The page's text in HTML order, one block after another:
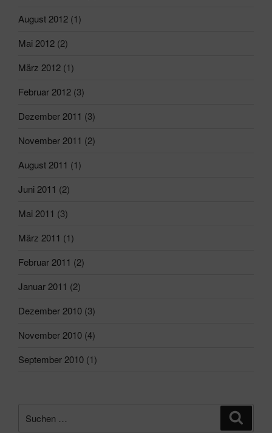
August 2012 (1)
Mai 2012 (2)
März 2012 (1)
Februar 2012 (3)
Dezember 2011 (3)
November 2011 (2)
August 2011 (1)
Juni 2011 (2)
Mai 2011 (3)
März 2011 (1)
Februar 2011 (2)
Januar 2011 (2)
Dezember 2010 (3)
November 2010 (4)
September 2010 (1)
nach: